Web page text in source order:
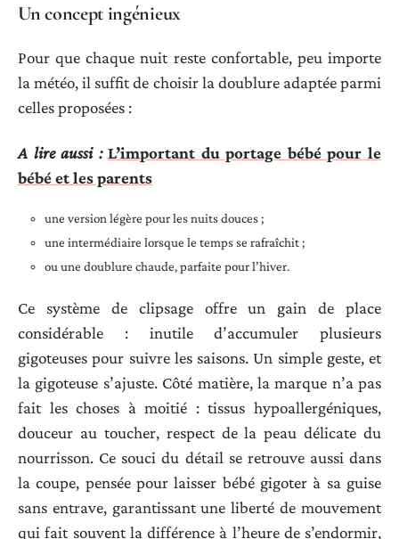
Un concept ingénieux
Pour que chaque nuit reste confortable, peu importe
la météo, il suffit de choisir la doublure adaptée parmi
celles proposées :
A lire aussi : L’important du portage bébé pour le
bébé et les parents
une version légère pour les nuits douces ;
une intermédiaire lorsque le temps se rafraîchit ;
ou une doublure chaude, parfaite pour l’hiver.
Ce système de clipsage offre un gain de place
considérable : inutile d’accumuler plusieurs
gigoteuses pour suivre les saisons. Un simple geste, et
la gigoteuse s’ajuste. Côté matière, la marque n’a pas
fait les choses à moitié : tissus hypoallergéniques,
douceur au toucher, respect de la peau délicate du
nourrisson. Ce souci du détail se retrouve aussi dans
la coupe, pensée pour laisser bébé gigoter à sa guise
sans entrave, garantissant une liberté de mouvement
qui fait souvent la différence à l’heure de s’endormir,